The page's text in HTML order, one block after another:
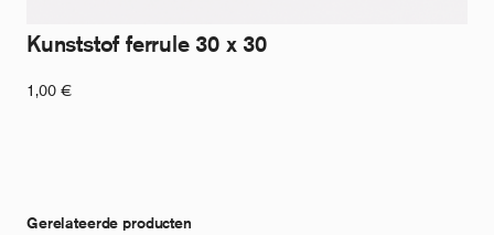
Kunststof ferrule 30 x 30
1,00 €
Gerelateerde producten